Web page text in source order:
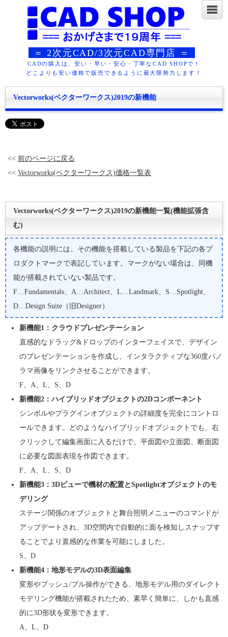
＝ 2次元CAD/3次元CAD専門店 ＝
CADの購入は、安い・早い・安心・丁寧なCAD SHOPで！
どこよりも安い価格で販売できるように最大限努力します！
Vectorworks(ベクターワークス)2019の新機能
<< 前のページに戻る
<< Vectorworks(ベクターワークス)価格一覧表
Vectorworks(ベクターワークス)2019の新機能一覧(機能拡張含
む)
各機能の説明には、その機能を搭載している製品を下記の各プ
ロダクトマークで表記しています。マークがない場合は、同機
能が搭載されていない製品です。
F…Fundamentals、A…Architect、L…Landmark、S…Spotlight、
D…Design Suite（旧Designer）
新機能1：クラウドプレゼンテーション
直感的なドラッグ&ドロップのインターフェイスで、デザイン
のプレゼンテーションを作成し、インタラクティブな360度パノ
ラマ画像をリンクさせることができます。
F、A、L、S、D
新機能2：ハイブリッドオブジェクトの2Dコンポーネント
シンボルやプラグインオブジェクトの詳細度を完全にコントロ
ールできます。どのようなハイブリッドオブジェクトでも、右
クリックして編集画面に入るだけで、平面図や立面図、断面図
に必要な図面表現を作図できます。
F、A、L、S、D
新機能3：3Dビューで機材の配置とSpotlightオブジェクトのモ
デリング
ステージ関係のオブジェクトと舞台照明メニューのコマンドが
アップデートされ、3D空間内で自動的に面を検知しスナップす
ることでより直感的な作業を可能にしました。
S、D
新機能4：地形モデルの3D表面編集
変形やプッシュ/プル操作ができる、地形モデル用のダイレクト
モデリング機能が搭載されたため、素早く簡単に、しかも直感
的に3D形状を変形できます。
A、L、D